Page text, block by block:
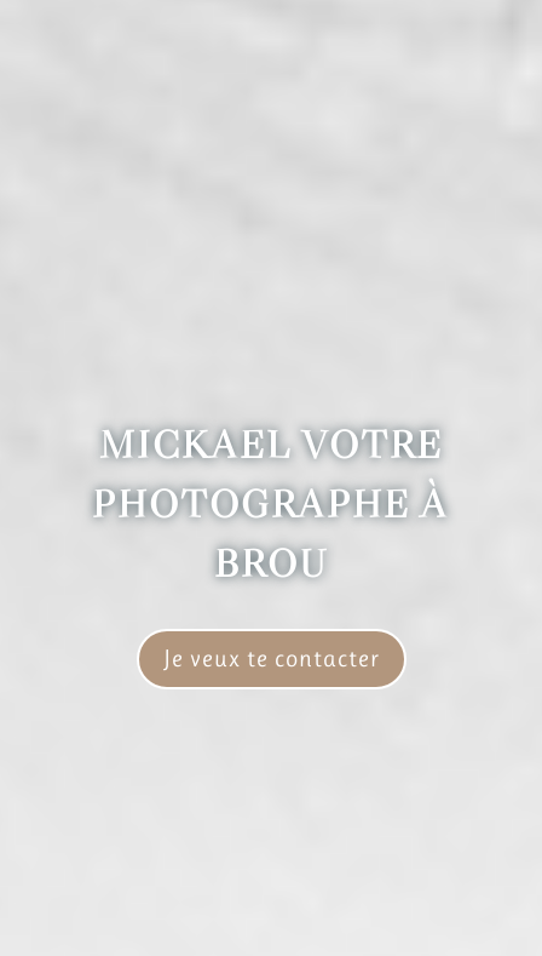
MICKAEL VOTRE
PHOTOGRAPHE À
BROU
Je veux te contacter